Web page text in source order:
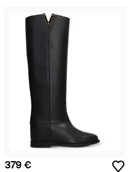
379 €